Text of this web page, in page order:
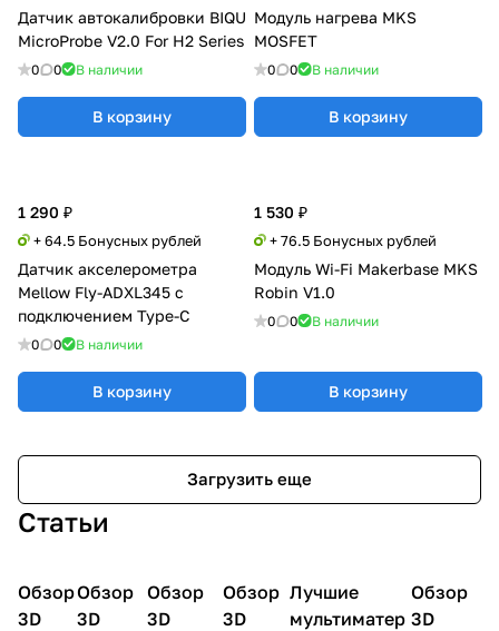
Датчик автокалибровки BIQU
MicroProbe V2.0 For H2 Series
0 0 В наличии
В корзину
Модуль нагрева MKS
MOSFET
0 0 В наличии
В корзину
1 290 ₽
+ 64.5 Бонусных рублей
Датчик акселерометра
Mellow Fly-ADXL345 с
подключением Type-C
0 0 В наличии
В корзину
1 530 ₽
+ 76.5 Бонусных рублей
Модуль Wi-Fi Makerbase MKS
Robin V1.0
0 0 В наличии
В корзину
Загрузить еще
Статьи
3D
принтеры
Обзор
3D
3D
принтеры
Обзор
3D
3D
принтеры
Обзор
3D
3D
принтеры
Обзор
3D
3D принтеры
Лучшие
мультиматер
3D
Обзор
3D